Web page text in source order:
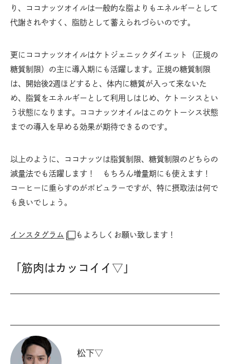
り、ココナッツオイルは一般的な脂よりもエネルギーとして
代謝されやすく、脂肪として蓄えられづらいのです。
更にココナッツオイルはケトジェニックダイエット（正規の
糖質制限）の主に導入期にも活躍します。正規の糖質制限
は、開始後2週ほどすると、体内に糖質が入って来ないた
め、脂質をエネルギーとして利用しはじめ、ケトーシスとい
う状態になります。ココナッツオイルはこのケトーシス状態
までの導入を早める効果が期待できるのです。
以上のように、ココナッツは脂質制限、糖質制限のどちらの
減量法でも活躍します！ もちろん増量期にも使えます！
コーヒーに垂らすのがポピュラーですが、特に摂取法は何で
も良いでしょう。
インスタグラム もよろしくお願い致します！
「筋肉はカッコイイ▽」
松下▽